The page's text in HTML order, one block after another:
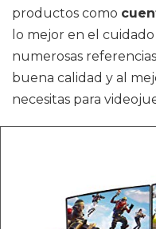
productos como
lo mejor en el
numerosas
buena calidad y al
necesitas para